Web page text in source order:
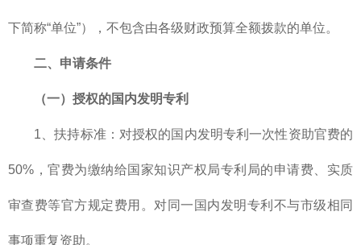
下简称“单位”），不包含由各级财政预算全额拨款的单位。
二、申请条件
（一）授权的国内发明专利
1、扶持标准：对授权的国内发明专利一次性资助官费的
50%，官费为缴纳给国家知识产权局专利局的申请费、实质
审查费等官方规定费用。对同一国内发明专利不与市级相同
事项重复资助。